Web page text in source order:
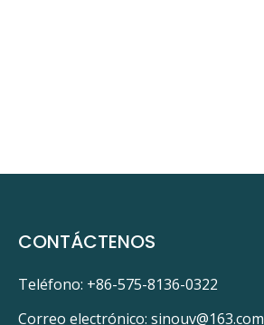
CONTÁCTENOS
Teléfono: +86-575-8136-0322
Correo electrónico: sinouv@163.com